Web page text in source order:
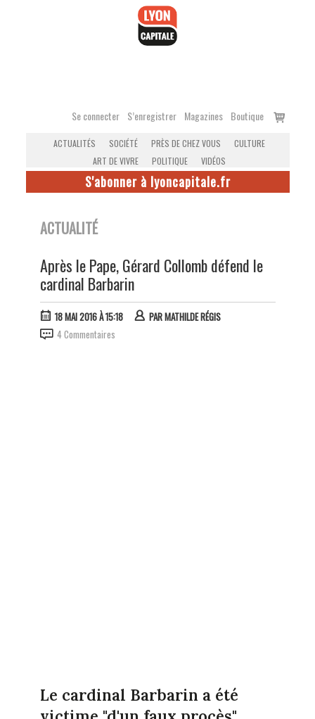
Se connecter S’enregistrer Magazines Boutique
Voir
ACTUALITÉS SOCIÉTÉ PRÈS DE CHEZ VOUS
CULTURE
ART DE VIVRE
POLITIQUE VIDÉOS
S'abonner à lyoncapitale.fr
ACTUALITÉ
Après le Pape, Gérard Collomb défend le
cardinal Barbarin
18 MAI 2016 À 15:18 PARMATHILDE RÉGIS
4 Commentaires
Le cardinal Barbarin a été